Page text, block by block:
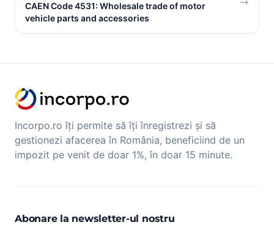
CAEN Code 4531: Wholesale trade of motor
vehicle parts and accessories
Incorpo.ro îți permite să îți înregistrezi și să
gestionezi afacerea în România, beneficiind de un
impozit pe venit de doar 1%, în doar 15 minute.
Abonare la newsletter-ul nostru